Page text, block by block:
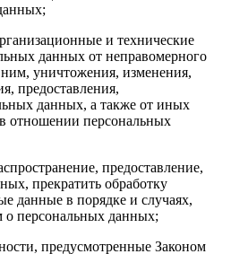
и технические
данных от неправомерного
уничтожения, изменения,
предоставления,
данных, а также от иных
отношении персональных
предоставление,
прекратить обработку
данные в порядке и случаях,
о персональных данных;
предусмотренные Законом